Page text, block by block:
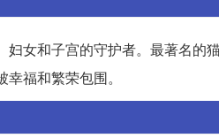
女和子宫的守护者。最著名的
福和繁荣包围。